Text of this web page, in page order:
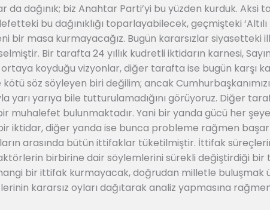
da dağınık; biz Anahtar Parti’yi bu yüzden kurduk. Aksi
bu dağınıklığı toparlayabilecek, geçmişteki
bir masa kurmayacağız. Bugün kararsızlar siyasetteki
Bir tarafta 24 yıllık kudretli iktidarın karnesi,
koyduğu vizyonlar, diğer tarafta ise bugün karşı
söz söyleyen biri değilim; ancak
yarı yarıya bile tutturulamadığını görüyoruz. Diğer
muhalefet bulunmaktadır. Yani bir yanda gücü her
iktidar, diğer yanda ise bunca probleme rağmen
arasında bütün ittifaklar tüketilmiştir. İttifak
aktörlerin birbirine dair söylemlerini sürekli değiştirdiği
bir ittifak kurmayacak, doğrudan milletle buluşmak
kararsız oyları dağıtarak analiz yapmasına